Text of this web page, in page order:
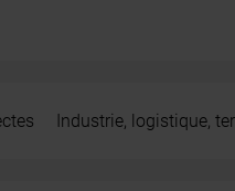
Industrie, logistique,